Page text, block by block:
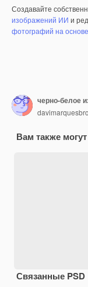
Создавайте
изображений ИИ и
фотографий на
Вам также
Связанные PSD